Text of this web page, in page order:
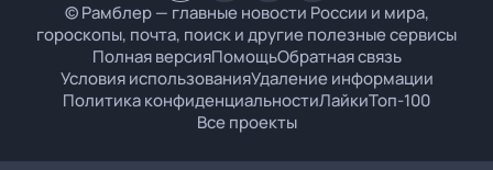
© Рамблер — главные новости России и мира,
гороскопы, почта, поиск и другие полезные сервисы
Полная версияПомощьОбратная связь
Условия использованияУдаление информации
Политика конфиденциальностиЛайкиТоп-100
Все проекты